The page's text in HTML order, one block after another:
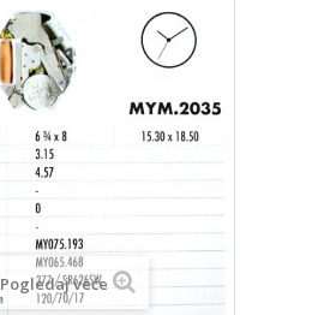
Pogledaj veće